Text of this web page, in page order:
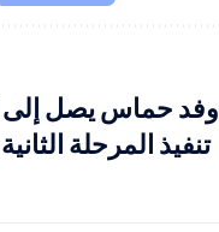
وفد حماس يصل إلى
تنفيذ المرحلة